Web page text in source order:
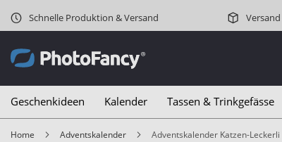
Schnelle Produktion & Versand
Geschenkideen Kalender Tassen & Trinkgefässe
Home Adventskalender Adventskalender Katzen-Leckerli